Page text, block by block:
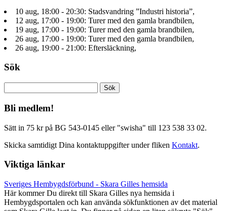
10 aug, 18:00 - 20:30: Stadsvandring ”Industri historia”,
12 aug, 17:00 - 19:00: Turer med den gamla brandbilen,
19 aug, 17:00 - 19:00: Turer med den gamla brandbilen,
26 aug, 17:00 - 19:00: Turer med den gamla brandbilen,
26 aug, 19:00 - 21:00: Eftersläckning,
Sök
efter:
Bli medlem!
Sätt in 75 kr på BG 543-0145 eller "swisha" till 123 538 33 02.
Skicka samtidigt Dina kontaktuppgifter under fliken Kontakt.
Viktiga länkar
Sveriges Hembygdsförbund - Skara Gilles hemsida
Här kommer Du direkt till Skara Gilles nya hemsida i
Hembygdsportalen och kan använda sökfunktionen av det material